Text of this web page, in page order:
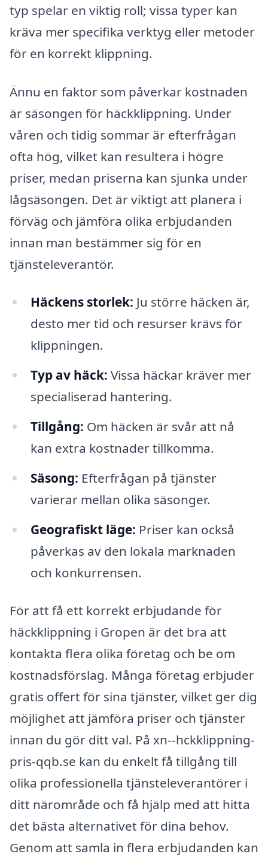
typ spelar en viktig roll; vissa typer kan
kräva mer specifika verktyg eller metoder
för en korrekt klippning.
Ännu en faktor som påverkar kostnaden
är säsongen för häckklippning. Under
våren och tidig sommar är efterfrågan
ofta hög, vilket kan resultera i högre
priser, medan priserna kan sjunka under
lågsäsongen. Det är viktigt att planera i
förväg och jämföra olika erbjudanden
innan man bestämmer sig för en
tjänsteleverantör.
Häckens storlek: Ju större häcken är,
desto mer tid och resurser krävs för
klippningen.
Typ av häck: Vissa häckar kräver mer
specialiserad hantering.
Tillgång: Om häcken är svår att nå
kan extra kostnader tillkomma.
Säsong: Efterfrågan på tjänster
varierar mellan olika säsonger.
Geografiskt läge: Priser kan också
påverkas av den lokala marknaden
och konkurrensen.
För att få ett korrekt erbjudande för
häckklippning i Gropen är det bra att
kontakta flera olika företag och be om
kostnadsförslag. Många företag erbjuder
gratis offert för sina tjänster, vilket ger dig
möjlighet att jämföra priser och tjänster
innan du gör ditt val. På xn--hckklippning-
pris-qqb.se kan du enkelt få tillgång till
olika professionella tjänsteleverantörer i
ditt närområde och få hjälp med att hitta
det bästa alternativet för dina behov.
Genom att samla in flera erbjudanden kan